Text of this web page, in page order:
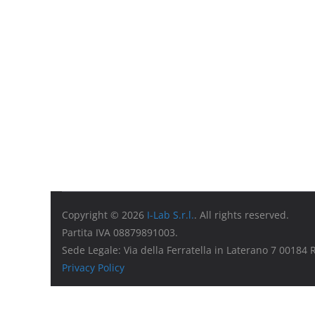
Copyright © 2026 I-Lab S.r.l.. All rights reserved.
Partita IVA 08879891003.
Sede Legale: Via della Ferratella in Laterano 7 00184
Privacy Policy